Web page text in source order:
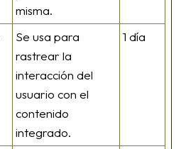
misma.
Se usa para
rastrear la
interacción del
usuario con el
contenido
integrado.
1 día